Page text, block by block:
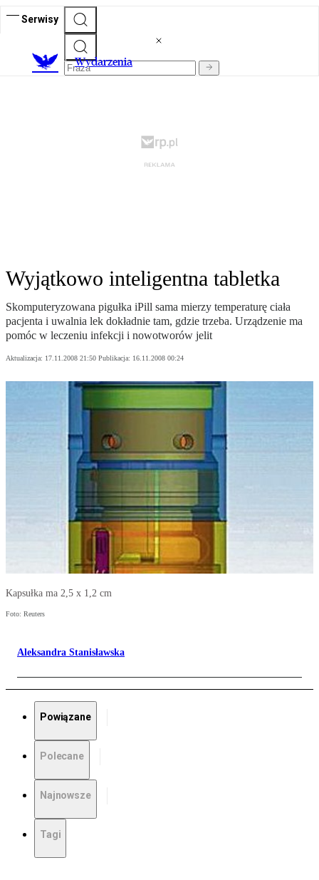
Serwisy
Wydarzenia
Wyjątkowo inteligentna tabletka
Skomputeryzowana pigułka iPill sama mierzy temperaturę ciała
pacjenta i uwalnia lek dokładnie tam, gdzie trzeba. Urządzenie ma
pomóc w leczeniu infekcji i nowotworów jelit
Aktualizacja: 17.11.2008 21:50 Publikacja: 16.11.2008 00:24
Kapsułka ma 2,5 x 1,2 cm
Foto: Reuters
Aleksandra Stanisławska
Powiązane
Polecane
Najnowsze
Tagi